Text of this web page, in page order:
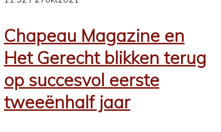
Chapeau Magazine en
Het Gerecht blikken terug
op succesvol eerste
tweeënhalf jaar